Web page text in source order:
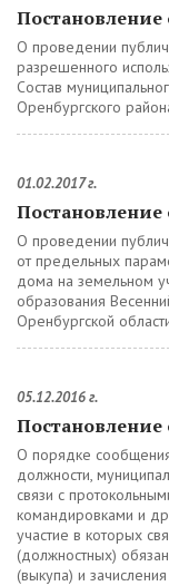
Постановление
О проведении
разрешенного
Состав
Оренбургского
01.02.2017 г.
Постановление
О проведении
от предельных
дома на земельном
образования
Оренбургской
05.12.2016 г.
Постановление
О порядке
должности,
связи с
командировками и
участие в которых
(должностных)
(выкупа) и